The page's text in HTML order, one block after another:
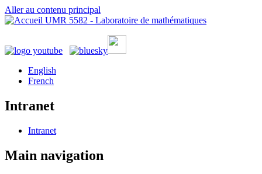
Aller au contenu principal
UMR 5582 - Laboratoire de mathématiques
English
French
Intranet
Intranet
Main navigation